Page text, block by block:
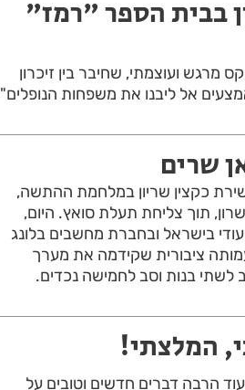
בבית הספר "רמז"
ועוצמתי, שחיבר בין זיכרון
אל ליבנו את משפחות הנופלים"
שרים
הוא גיבור ישראל יליד תל אביב, 1949. שירת כקצין שריון במלחמת ההתשה,
תוך צליחת תעלת סואץ. היום,
בישראל ובחברת מחשבים בלונג
עמותה ציבורית שקידמה את מערך
לשתי בנות וסב לחמישה נכדים.
המלצתי!
הרבה דברים חדשים וטובים על